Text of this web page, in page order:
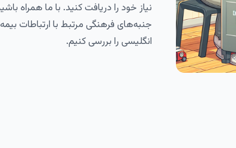
نیاز خود را دریافت کنید. با ما همراه
جنبه‌های فرهنگی مرتبط با ارتباطات
انگلیسی را بررسی کنیم.